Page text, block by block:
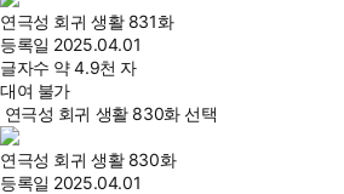
연극성 회귀 생활 831화
등록일 2025.04.01
글자수 약 4.9천 자
대여 불가
연극성 회귀 생활 830화 선택
연극성 회귀 생활 830화
등록일 2025.04.01